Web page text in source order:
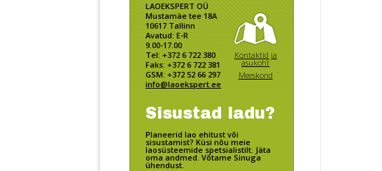
LAOEKSPERT OÜ
Mustamäe tee 18A
10617 Tallinn
Avatud: E-R
9.00-17.00
Tel: +372 6 722 380
Faks: +372 6 722 381
GSM: +372 52 66 297
info@laoekspert.ee
Kontaktid ja
asukoht
Meeskond
Sisustad ladu?
Planeerid lao ehitust või
sisustamist? Küsi nõu meie
laosüsteemide spetsialistilt. Jäta
oma andmed. Võtame Sinuga
ühendust.